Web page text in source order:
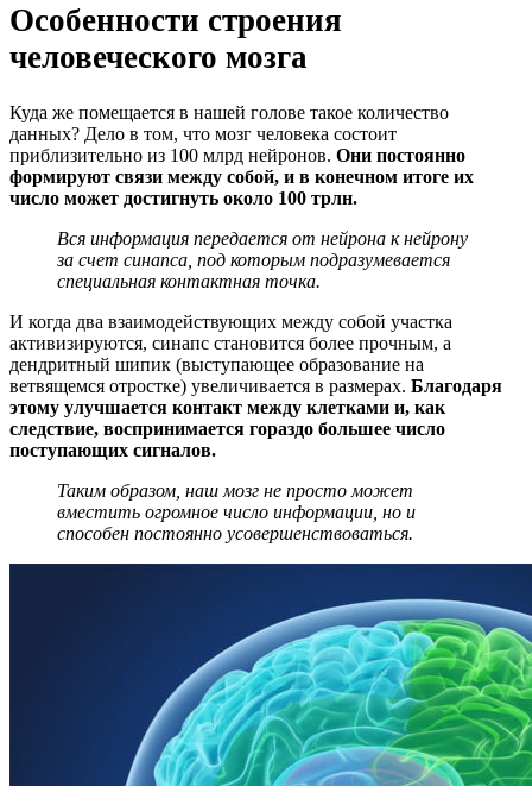
Особенности строения
человеческого мозга
Куда же помещается в нашей голове такое количество
данных? Дело в том, что мозг человека состоит
приблизительно из 100 млрд нейронов. Они постоянно
формируют связи между собой, и в конечном итоге их
число может достигнуть около 100 трлн.
Вся информация передается от нейрона к нейрону
за счет синапса, под которым подразумевается
специальная контактная точка.
И когда два взаимодействующих между собой участка
активизируются, синапс становится более прочным, а
дендритный шипик (выступающее образование на
ветвящемся отростке) увеличивается в размерах. Благодаря
этому улучшается контакт между клетками и, как
следствие, воспринимается гораздо большее число
поступающих сигналов.
Таким образом, наш мозг не просто может
вместить огромное число информации, но и
способен постоянно усовершенствоваться.